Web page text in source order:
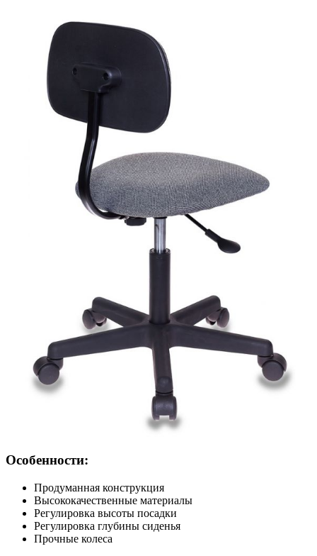
Особенности:
Продуманная конструкция
Высококачественные материалы
Регулировка высоты посадки
Регулировка глубины сиденья
Прочные колеса